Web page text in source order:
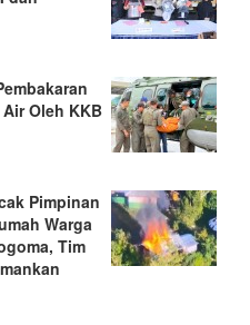
Oleh KKB
Pimpinan
Warga
Tim